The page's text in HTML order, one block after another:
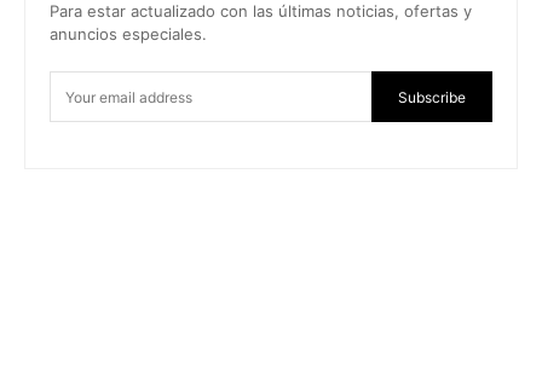
Para estar actualizado con las últimas noticias, ofertas y
anuncios especiales.
Subscribe